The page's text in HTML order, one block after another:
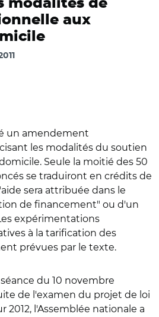
modalités de
aux
un amendement
les modalités du soutien
Seule la moitié des 50
se traduiront en crédits de
sera attribuée dans le
de financement" ou d'un
expérimentations
à la tarification des
prévues par le texte.
du 10 novembre
de l'examen du projet de loi
2012, l'Assemblée nationale a